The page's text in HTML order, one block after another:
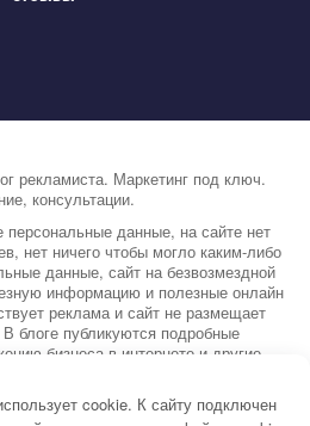
рекламиста. Маркетинг под ключ.
консультации.
персональные данные, на сайте нет
нет ничего чтобы могло каким-либо
данные, сайт на безвозмездной
информацию и полезные онлайн
реклама и сайт не размещает
блоге публикуются подробные
бизнеса в интернете и другие
копирайтинге и другие темы.
более 3000 статей.
cookie. К сайту подключен